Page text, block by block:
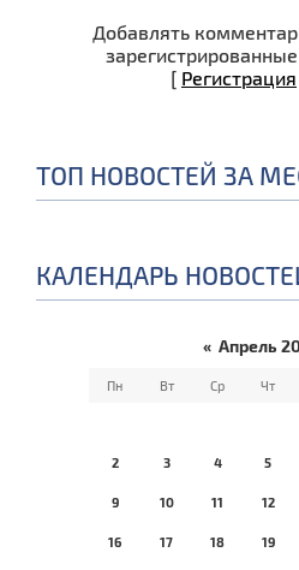
Добавлять
[ Регистрация
ТОП НОВОСТЕЙ ЗА
КАЛЕНДАРЬ
« Апрель
Пн Вт Ср Чт
2 3 4 5
9 10 11 12
16 17 18 19